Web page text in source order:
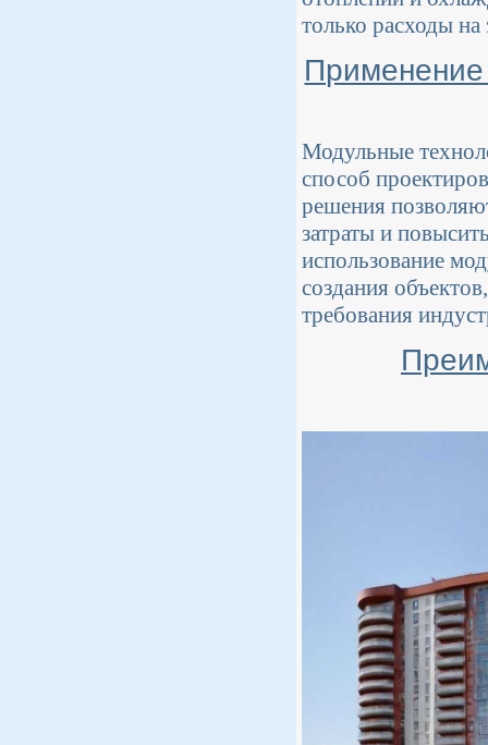
только расходы
Модульные
способ
решения
затраты и
использование
создания
требования